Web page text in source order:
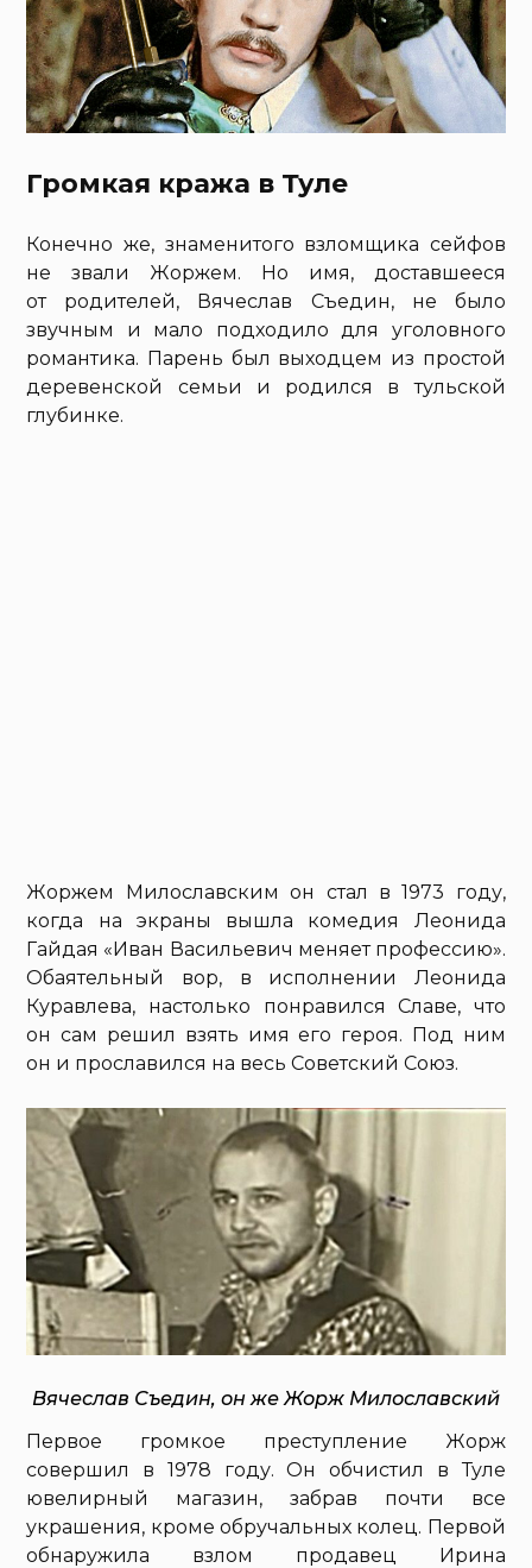
Громкая кража в Туле
Конечно же, знаменитого взломщика сейфов
не звали Жоржем. Но имя, доставшееся
от родителей, Вячеслав Съедин, не было
звучным и мало подходило для уголовного
романтика. Парень был выходцем из простой
деревенской семьи и родился в тульской
глубинке.
Жоржем Милославским он стал в 1973 году,
когда на экраны вышла комедия Леонида
Гайдая «Иван Васильевич меняет профессию».
Обаятельный вор, в исполнении Леонида
Куравлева, настолько понравился Славе, что
он сам решил взять имя его героя. Под ним
он и прославился на весь Советский Союз.
Вячеслав Съедин, он же Жорж Милославский
Первое громкое преступление Жорж
совершил в 1978 году. Он обчистил в Туле
ювелирный магазин, забрав почти все
украшения, кроме обручальных колец. Первой
обнаружила взлом продавец Ирина